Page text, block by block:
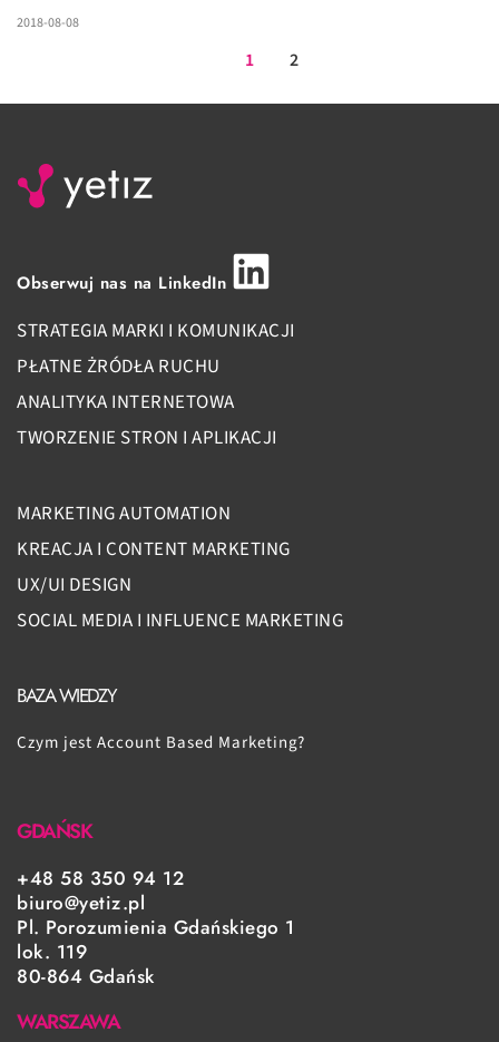
2018-08-08
1 2
Obserwuj nas na LinkedIn
STRATEGIA MARKI I KOMUNIKACJI
PŁATNE ŻRÓDŁA RUCHU
ANALITYKA INTERNETOWA
TWORZENIE STRON I APLIKACJI
MARKETING AUTOMATION
KREACJA I CONTENT MARKETING
UX/UI DESIGN
SOCIAL MEDIA I INFLUENCE MARKETING
BAZA WIEDZY
Czym jest Account Based Marketing?
GDAŃSK
+48 58 350 94 12
biuro@yetiz.pl
Pl. Porozumienia Gdańskiego 1
lok. 119
80-864 Gdańsk
WARSZAWA